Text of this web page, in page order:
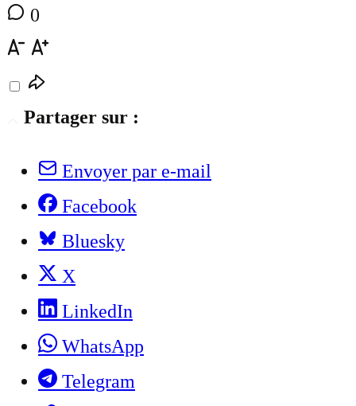
0
Partager sur :
Envoyer par e-mail
Facebook
Bluesky
X
LinkedIn
WhatsApp
Telegram